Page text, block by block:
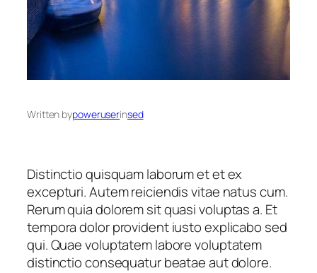
Written bypoweruserinsed
Distinctio quisquam laborum et et ex
excepturi. Autem reiciendis vitae natus cum.
Rerum quia dolorem sit quasi voluptas a. Et
tempora dolor provident iusto explicabo sed
qui. Quae voluptatem labore voluptatem
distinctio consequatur beatae aut dolore.